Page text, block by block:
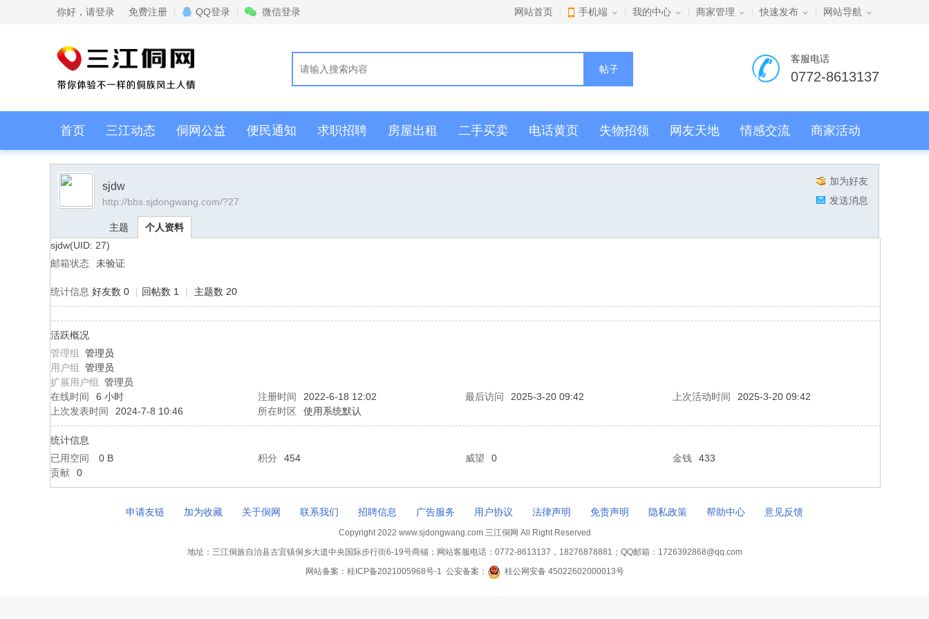
你好， 请登录 免费注册 QQ登录 微信登录 网站首页 手机端 我的中心 商家管理 快速发布 网站导航
帖子
客服电话
0772-8613137
首页 三江动态 侗网公益 便民通知 求职招聘 房屋出租 二手买卖 电话黄页 失物招领 网友天地 情感交流 商家活动
加为好友
发送消息
sjdw
http://bbs.sjdongwang.com/?27
主题
个人资料
sjdw(UID: 27)
邮箱状态
未验证
统计信息 好友数 0 | 回帖数 1 | 主题数 20
活跃概况
管理组 管理员
用户组 管理员
扩展用户组 管理员
在线时间
6 小时 注册时间 2022-6-18 12:02 最后访问 2025-3-20 09:42 上次活动时间
2025-3-20 09:42
上次发表时间
2024-7-8 10:46 所在时区 使用系统默认
统计信息
已用空间
0 B 积分 454 威望 0 金钱
433
贡献
0
申请友链 加为收藏 关于侗网 联系我们 招聘信息 广告服务 用户协议 法律声明 免责声明 隐私政策 帮助中心 意见反馈
Copyright 2022 www.sjdongwang.com 三江侗网 All Right Reserved
地址：三江侗族自治县古宜镇侗乡大道中央国际步行街6-19号商铺；网站客服电话：0772-8613137，18276878881；QQ邮箱：1726392868@qq.com
网站备案： 桂ICP备2021005968号-1 公安备案： 桂公网安备 45022602000013号